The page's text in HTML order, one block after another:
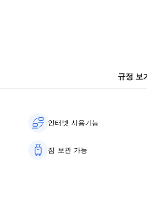
규정 보
인터넷 사용가능
짐 보관 가능